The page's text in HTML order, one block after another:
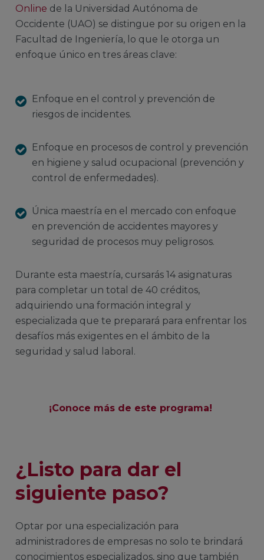
Online de la Universidad Autónoma de
Occidente (UAO) se distingue por su origen en la
Facultad de Ingeniería, lo que le otorga un
enfoque único en tres áreas clave:
Enfoque en el control y prevención de
riesgos de incidentes.
Enfoque en procesos de control y prevención
en higiene y salud ocupacional (prevención y
control de enfermedades).
Única maestría en el mercado con enfoque
en prevención de accidentes mayores y
seguridad de procesos muy peligrosos.
Durante esta maestría, cursarás 14 asignaturas
para completar un total de 40 créditos,
adquiriendo una formación integral y
especializada que te preparará para enfrentar los
desafíos más exigentes en el ámbito de la
seguridad y salud laboral.
¡Conoce más de este programa!
¿Listo para dar el
siguiente paso?
Optar por una especialización para
administradores de empresas no solo te brindará
conocimientos especializados, sino que también